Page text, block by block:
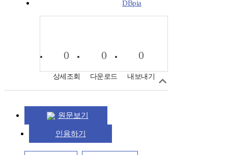
DBpia
0
상세조회
0
다운로드
0
내보내기
원문보기
인용하기